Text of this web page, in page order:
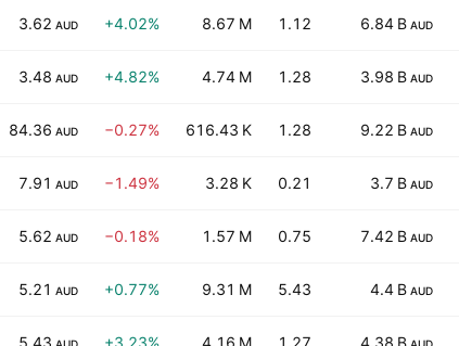
3.62 AUD +4.02% 8.67 M 1.12 6.84 B AUD
3.48 AUD +4.82% 4.74 M 1.28 3.98 B AUD
84.36 AUD −0.27% 616.43 K 1.28 9.22 B AUD
7.91 AUD −1.49% 3.28 K 0.21 3.7 B AUD
5.62 AUD −0.18% 1.57 M 0.75 7.42 B AUD
5.21 AUD +0.77% 9.31 M 5.43 4.4 B AUD
5.43 +3.23% 4.16 M 1.27 4.38 B